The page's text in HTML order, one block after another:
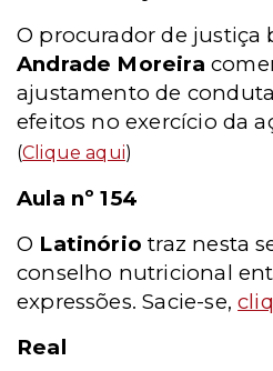
O procurador de justiça
Andrade Moreira
ajustamento de
efeitos no exercício da
(Clique aqui)
Aula nº 154
O Latinório traz nesta
conselho nutricional
expressões. Sacie-se,
Real